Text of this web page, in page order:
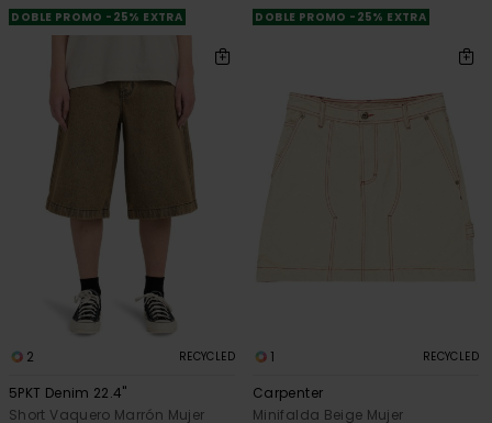
DOBLE PROMO -25% EXTRA
DOBLE PROMO -25% EXTRA
2 RECYCLED
5PKT Denim 22.4"
Short Vaquero Marrón Mujer
1 RECYCLED
Carpenter
Minifalda Beige Mujer